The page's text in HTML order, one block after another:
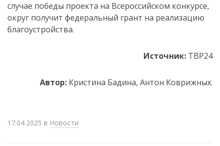
случае победы проекта на Всероссийском конкурсе,
округ получит федеральный грант на реализацию
благоустройства.
Источник: ТВР24
Автор: Кристина Бадина, Антон Коврижных.
17.04.2025 в Новости